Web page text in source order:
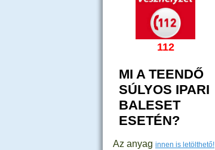
112
MI A TEENDŐ
SÚLYOS IPARI
BALESET
ESETÉN?
Az anyag innen is letölthető!